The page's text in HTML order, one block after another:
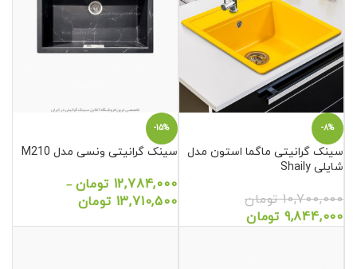
-8%
سینک گرانیتی ماگما استون مدل
شایلی Shaily
10,700,000 تومان
9,844,000 تومان
-15%
سینک گرانیتی ونسی مدل M210
12,784,000 تومان –
13,710,500 تومان